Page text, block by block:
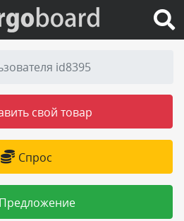
id8395
свой товар
Спрос
Предложение